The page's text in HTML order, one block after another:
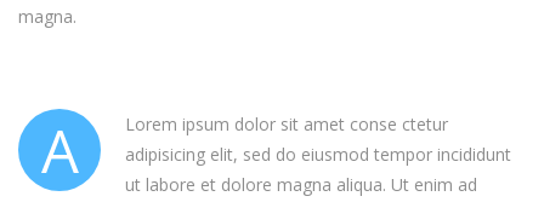
magna.
A
Lorem ipsum dolor sit amet conse ctetur
adipisicing elit, sed do eiusmod tempor incididunt
ut labore et dolore magna aliqua. Ut enim ad